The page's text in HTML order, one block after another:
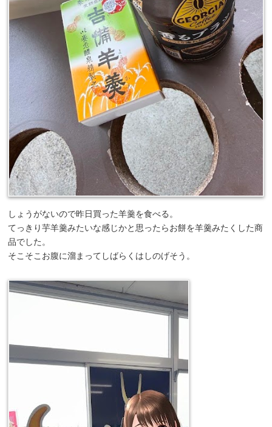
しょうがないので昨日買った羊羹を食べる。
てっきり芋羊羹みたいな感じかと思ったらお餅を羊羹みたくした商
品でした。
そこそこお腹に溜まってしばらくはしのげそう。